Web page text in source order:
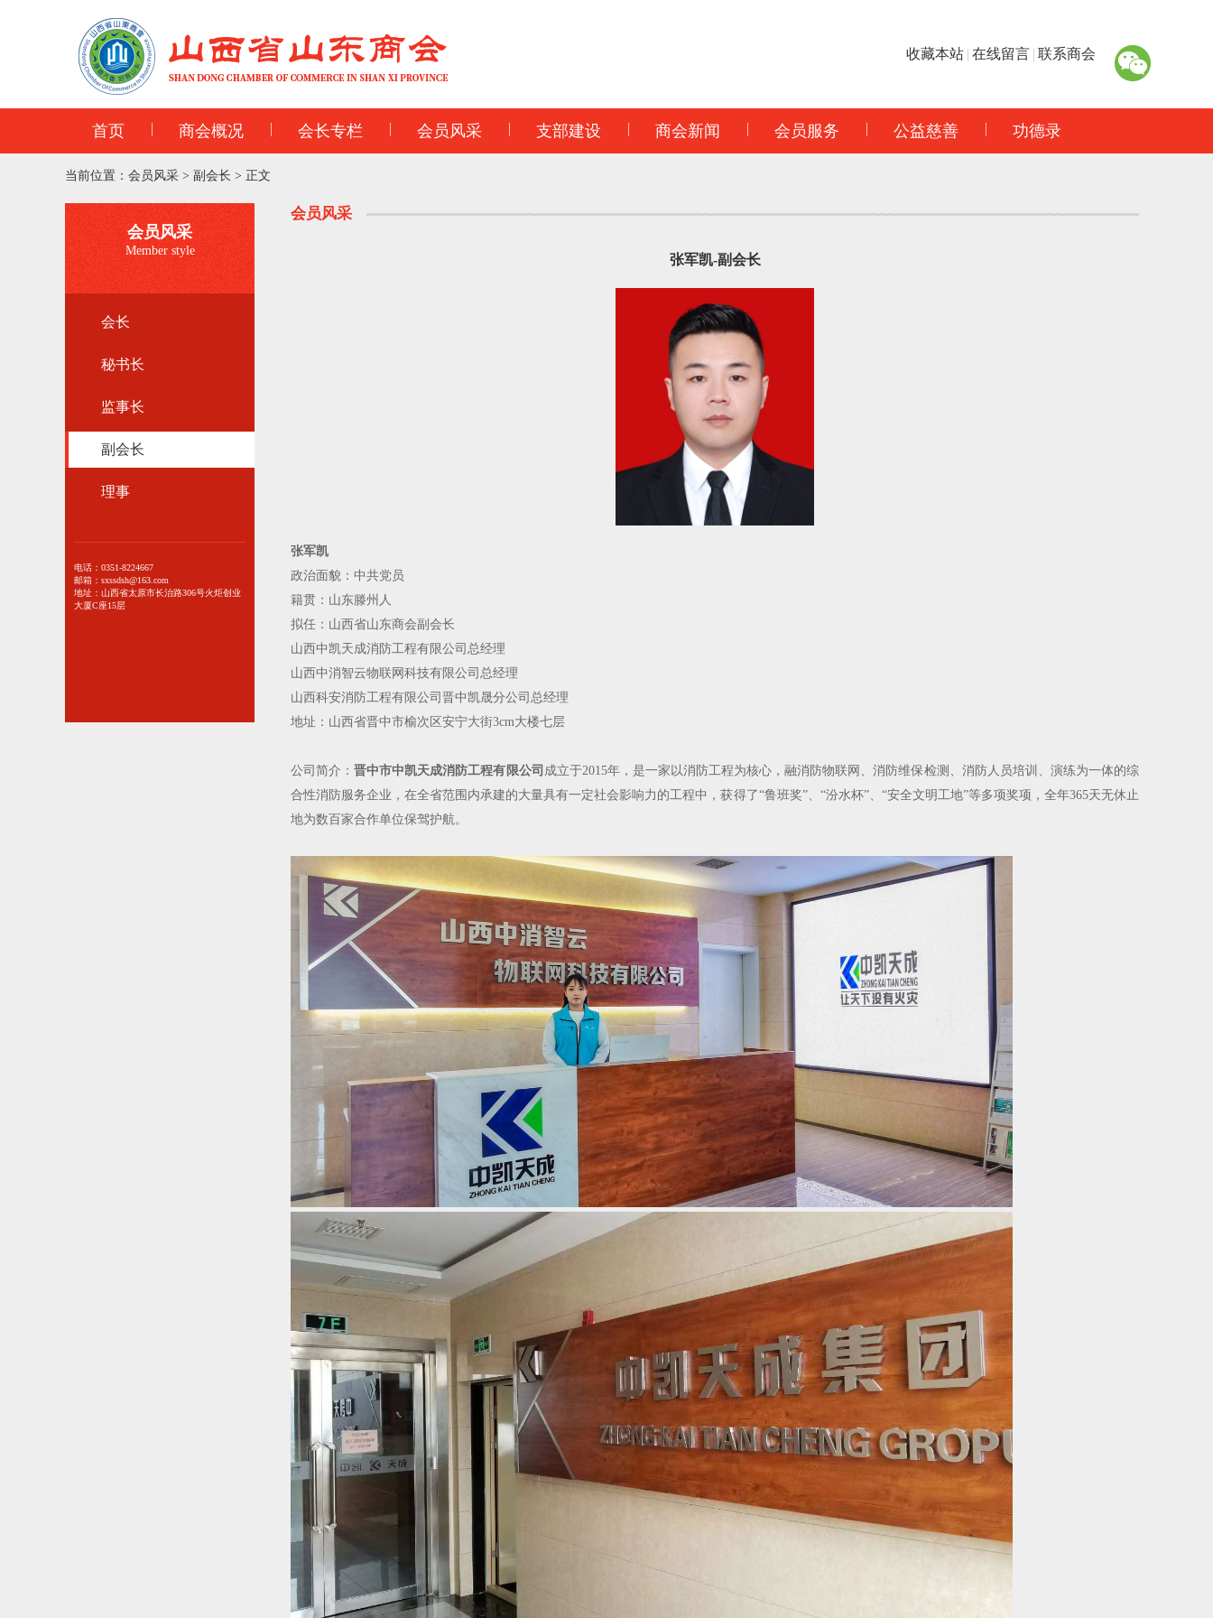
收藏本站 | 在线留言 | 联系商会
首页 商会概况 会长专栏 会员风采 支部建设 商会新闻 会员服务 公益慈善 功德录
当前位置： 会员风采 > 副会长 > 正文
会员风采
Member style
会长
秘书长
监事长
副会长
理事
电话：0351-8224667
邮箱：sxssdsh@163.com
地址：山西省太原市长治路306号火炬创业
大厦C座15层
会员风采
张军凯-副会长
张军凯
政治面貌：中共党员
籍贯：山东滕州人
拟任：山西省山东商会副会长
山西中凯天成消防工程有限公司总经理
山西中消智云物联网科技有限公司总经理
山西科安消防工程有限公司晋中凯晟分公司总经理
地址：山西省晋中市榆次区安宁大街3cm大楼七层
公司简介：晋中市中凯天成消防工程有限公司 成立于2015年，是一家以消防工程为核心，融消防物联网、消防维保检测、消防人员培训、演练为一体的综
合性消防服务企业，在全省范围内承建的大量具有一定社会影响力的工程中，获得了“鲁班奖”、“汾水杯”、“安全文明工地”等多项奖项，全年365天无休止
地为数百家合作单位保驾护航。